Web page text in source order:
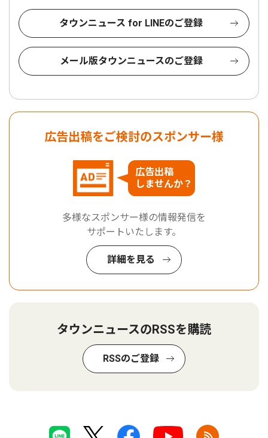
タウンニュース for LINEのご登録
メール版タウンニュースのご登録
広告出稿をご検討のスポンサー様
広告出稿
しませんか？
多様なスポンサー様の情報発信を
サポートいたします。
詳細を見る
タウンニュースのRSSを購読
RSSのご登録